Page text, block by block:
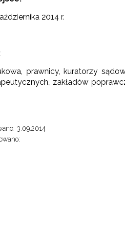
2014 r.
prawnicy, kuratorzy
zakładów
3.09.2014